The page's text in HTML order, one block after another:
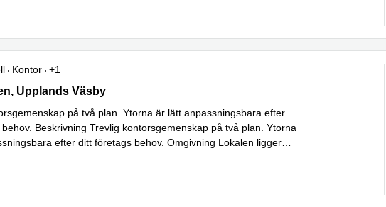
Kontor
+1
1A, Upplands Väsby
Upplands Väsby
på två plan. Ytorna är lätt anpassningsbara efter
Beskrivning Trevlig kontorsgemenskap på två plan. Ytorna
efter ditt företags behov. Omgivning Lokalen ligger